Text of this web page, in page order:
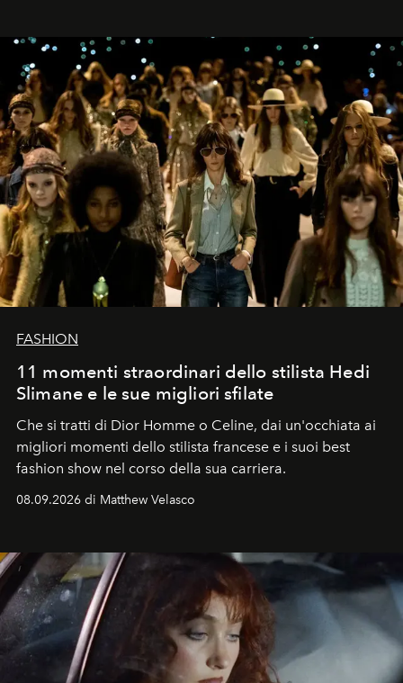
FASHION
11 momenti straordinari dello stilista Hedi
Slimane e le sue migliori sfilate
Che si tratti di Dior Homme o Celine, dai un'occhiata ai
migliori momenti dello stilista francese e i suoi best
fashion show nel corso della sua carriera.
08.09.2026 di Matthew Velasco